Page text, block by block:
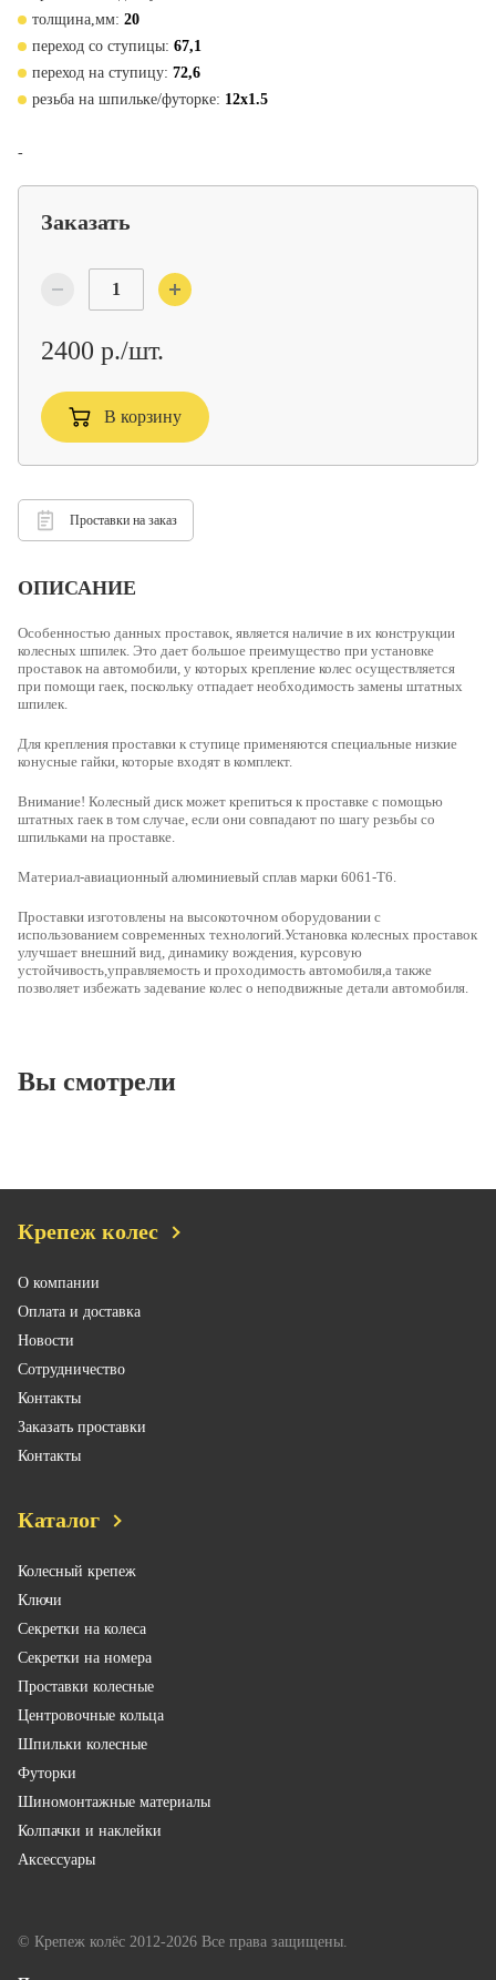
толщина,мм: 20
переход со ступицы: 67,1
переход на ступицу: 72,6
резьба на шпильке/футорке: 12x1.5
-
Заказать
2400 р./шт.
В корзину
Проставки на заказ
ОПИСАНИЕ
Особенностью данных проставок, является наличие в их конструкции
колесных шпилек. Это дает большое преимущество при установке
проставок на автомобили, у которых крепление колес осуществляется
при помощи гаек, поскольку отпадает необходимость замены штатных
шпилек.
Для крепления проставки к ступице применяются специальные низкие
конусные гайки, которые входят в комплект.
Внимание! Колесный диск может крепиться к проставке с помощью
штатных гаек в том случае, если они совпадают по шагу резьбы со
шпильками на проставке.
Материал-авиационный алюминиевый сплав марки 6061-Т6.
Проставки изготовлены на высокоточном оборудовании с
использованием современных технологий.Установка колесных проставок
улучшает внешний вид, динамику вождения, курсовую
устойчивость,управляемость и проходимость автомобиля,а также
позволяет избежать задевание колес о неподвижные детали автомобиля.
Вы смотрели
Крепеж колес
О компании
Оплата и доставка
Новости
Сотрудничество
Контакты
Заказать проставки
Контакты
Каталог
Колесный крепеж
Ключи
Секретки на колеса
Секретки на номера
Проставки колесные
Центровочные кольца
Шпильки колесные
Футорки
Шиномонтажные материалы
Колпачки и наклейки
Аксессуары
© Крепеж колёс 2012-2026 Все права защищены.